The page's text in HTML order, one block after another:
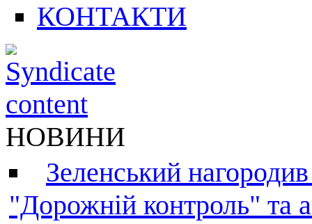
КОНТАКТИ
НОВИНИ
Зеленський
"Дорожній контроль" та